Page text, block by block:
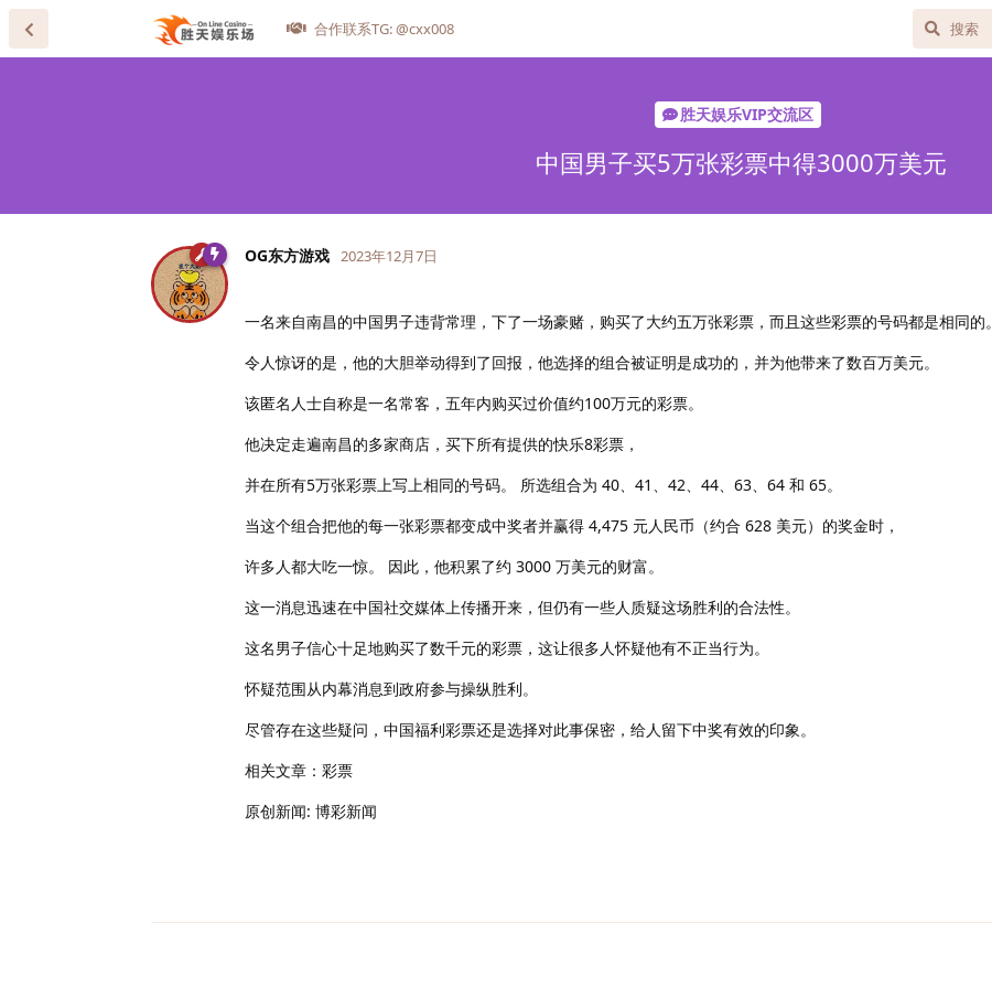
合作联系TG: @cxx008
胜天娱乐VIP交流区
中国男子买5万张彩票中得3000万美元
OG东方游戏 2023年12月7日
一名来自南昌的中国男子违背常理，下了一场豪赌，购买了大约五万张彩票，而且这些彩票的号码都是相同的。
令人惊讶的是，他的大胆举动得到了回报，他选择的组合被证明是成功的，并为他带来了数百万美元。
该匿名人士自称是一名常客，五年内购买过价值约100万元的彩票。
他决定走遍南昌的多家商店，买下所有提供的快乐8彩票，
并在所有5万张彩票上写上相同的号码。 所选组合为 40、41、42、44、63、64 和 65。
当这个组合把他的每一张彩票都变成中奖者并赢得 4,475 元人民币（约合 628 美元）的奖金时，
许多人都大吃一惊。 因此，他积累了约 3000 万美元的财富。
这一消息迅速在中国社交媒体上传播开来，但仍有一些人质疑这场胜利的合法性。
这名男子信心十足地购买了数千元的彩票，这让很多人怀疑他有不正当行为。
怀疑范围从内幕消息到政府参与操纵胜利。
尽管存在这些疑问，中国福利彩票还是选择对此事保密，给人留下中奖有效的印象。
相关文章：彩票
原创新闻: 博彩新闻